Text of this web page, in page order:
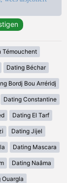
Témouchent
Dating Béchar
Bordj Bou Arréridj
Dating Constantine
Dating El Tarf
Dating Jijel
Dating Mascara
Dating Naâma
Ouargla